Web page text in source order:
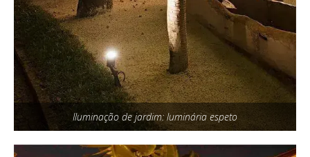
Iluminação de jardim: luminária espeto